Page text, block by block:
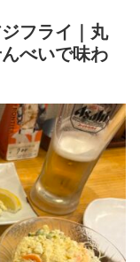
フライ｜丸
べいで味わ